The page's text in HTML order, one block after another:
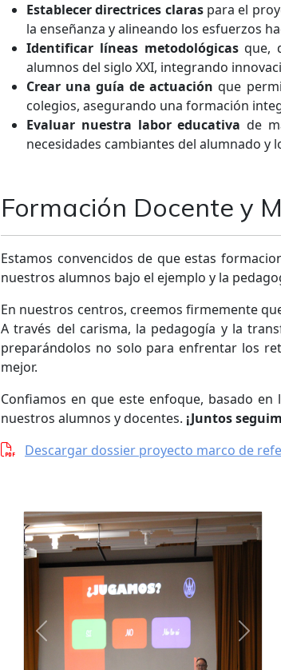
Establecer directrices claraspara el
la enseñanza y alineando los esfuerzos
Identificar líneas metodológicasque,
alumnos del siglo XXI, integrando
Crear una guía de actuación que
colegios, asegurando una formación
Evaluar nuestra labor educativa de
necesidades cambiantes del alumnado y
Formación Docente y
Estamos convencidos de que estas
nuestros alumnos bajo el ejemplo y la
En nuestros centros, creemos firmemente
A través del carisma, la pedagogía y la
preparándolos no solo para enfrentar los
mejor.
Confiamos en que este enfoque, basado
nuestros alumnos y docentes. ¡Juntos
Descargar dossier proyecto marco de
Previous Next